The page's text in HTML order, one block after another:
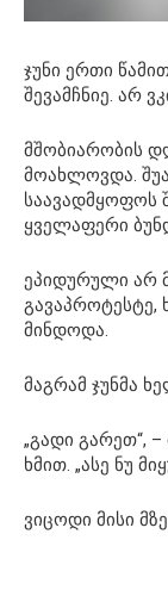
ჯუნი ერთი
შევამჩნიე. არ
მშობიარობის
მოახლოვდა.
საავადმყოფოს
ყველაფერი
ეპიდურული არ
გავაპროტესტე,
მინდოდა.
მაგრამ ჯუნმა
„გადი გარეთ“,
ხმით. „ასე ნუ
ვიცოდი მისი